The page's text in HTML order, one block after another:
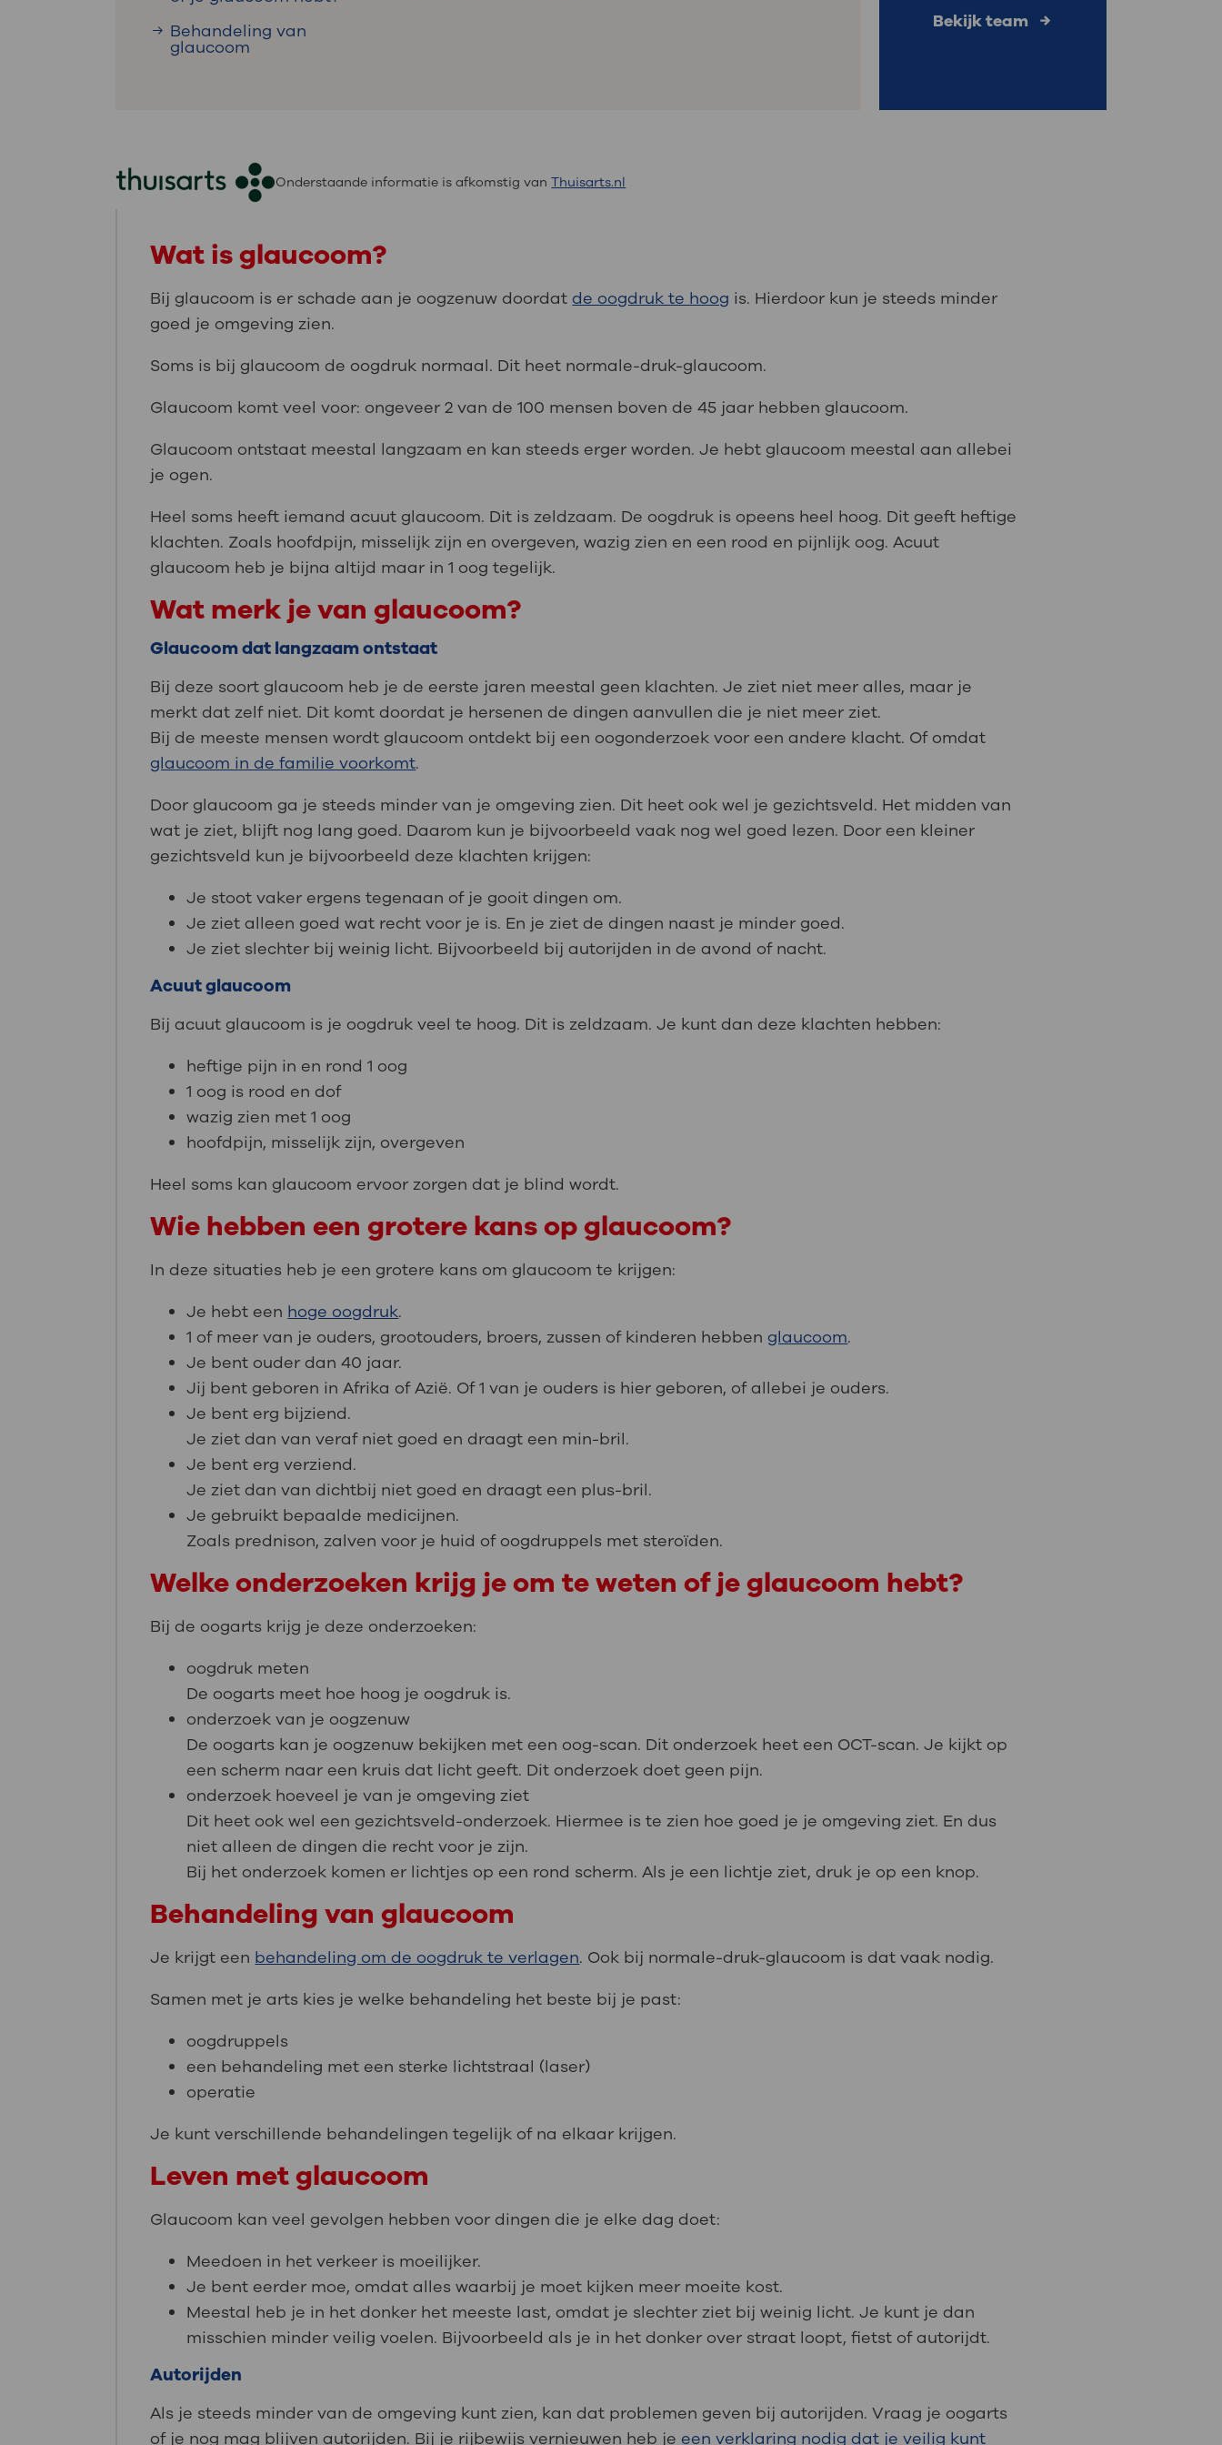
Behandeling van
glaucoom
Bekijk team
Onderstaande informatie is afkomstig vanThuisarts.nl
Wat is glaucoom?
Bij glaucoom is er schade aan je oogzenuw doordatde oogdruk te hoog is. Hierdoor kun je steeds minder
goed je omgeving zien.
Soms is bij glaucoom de oogdruk normaal. Dit heet normale-druk-glaucoom.
Glaucoom komt veel voor: ongeveer 2 van de 100 mensen boven de 45 jaar hebben glaucoom.
Glaucoom ontstaat meestal langzaam en kan steeds erger worden. Je hebt glaucoom meestal aan allebei
je ogen.
Heel soms heeft iemand acuut glaucoom. Dit is zeldzaam. De oogdruk is opeens heel hoog. Dit geeft heftige
klachten. Zoals hoofdpijn, misselijk zijn en overgeven, wazig zien en een rood en pijnlijk oog. Acuut
glaucoom heb je bijna altijd maar in 1 oog tegelijk.
Wat merk je van glaucoom?
Glaucoom dat langzaam ontstaat
Bij deze soort glaucoom heb je de eerste jaren meestal geen klachten. Je ziet niet meer alles, maar je
merkt dat zelf niet. Dit komt doordat je hersenen de dingen aanvullen die je niet meer ziet.
Bij de meeste mensen wordt glaucoom ontdekt bij een oogonderzoek voor een andere klacht. Of omdat
glaucoom in de familie voorkomt.
Door glaucoom ga je steeds minder van je omgeving zien. Dit heet ook wel je gezichtsveld. Het midden van
wat je ziet, blijft nog lang goed. Daarom kun je bijvoorbeeld vaak nog wel goed lezen. Door een kleiner
gezichtsveld kun je bijvoorbeeld deze klachten krijgen:
Je stoot vaker ergens tegenaan of je gooit dingen om.
Je ziet alleen goed wat recht voor je is. En je ziet de dingen naast je minder goed.
Je ziet slechter bij weinig licht. Bijvoorbeeld bij autorijden in de avond of nacht.
Acuut glaucoom
Bij acuut glaucoom is je oogdruk veel te hoog. Dit is zeldzaam. Je kunt dan deze klachten hebben:
heftige pijn in en rond 1 oog
1 oog is rood en dof
wazig zien met 1 oog
hoofdpijn, misselijk zijn, overgeven
Heel soms kan glaucoom ervoor zorgen dat je blind wordt.
Wie hebben een grotere kans op glaucoom?
In deze situaties heb je een grotere kans om glaucoom te krijgen:
Je hebt een hoge oogdruk.
1 of meer van je ouders, grootouders, broers, zussen of kinderen hebben glaucoom.
Je bent ouder dan 40 jaar.
Jij bent geboren in Afrika of Azië. Of 1 van je ouders is hier geboren, of allebei je ouders.
Je bent erg bijziend.
Je ziet dan van veraf niet goed en draagt een min-bril.
Je bent erg verziend.
Je ziet dan van dichtbij niet goed en draagt een plus-bril.
Je gebruikt bepaalde medicijnen.
Zoals prednison, zalven voor je huid of oogdruppels met steroïden.
Welke onderzoeken krijg je om te weten of je glaucoom hebt?
Bij de oogarts krijg je deze onderzoeken:
oogdruk meten
De oogarts meet hoe hoog je oogdruk is.
onderzoek van je oogzenuw
De oogarts kan je oogzenuw bekijken met een oog-scan. Dit onderzoek heet een OCT-scan. Je kijkt op
een scherm naar een kruis dat licht geeft. Dit onderzoek doet geen pijn.
onderzoek hoeveel je van je omgeving ziet
Dit heet ook wel een gezichtsveld-onderzoek. Hiermee is te zien hoe goed je je omgeving ziet. En dus
niet alleen de dingen die recht voor je zijn.
Bij het onderzoek komen er lichtjes op een rond scherm. Als je een lichtje ziet, druk je op een knop.
Behandeling van glaucoom
Je krijgt een behandeling om de oogdruk te verlagen. Ook bij normale-druk-glaucoom is dat vaak nodig.
Samen met je arts kies je welke behandeling het beste bij je past:
oogdruppels
een behandeling met een sterke lichtstraal (laser)
operatie
Je kunt verschillende behandelingen tegelijk of na elkaar krijgen.
Leven met glaucoom
Glaucoom kan veel gevolgen hebben voor dingen die je elke dag doet:
Meedoen in het verkeer is moeilijker.
Je bent eerder moe, omdat alles waarbij je moet kijken meer moeite kost.
Meestal heb je in het donker het meeste last, omdat je slechter ziet bij weinig licht. Je kunt je dan
misschien minder veilig voelen. Bijvoorbeeld als je in het donker over straat loopt, fietst of autorijdt.
Autorijden
Als je steeds minder van de omgeving kunt zien, kan dat problemen geven bij autorijden. Vraag je oogarts
of je nog mag blijven autorijden. Bij je rijbewijs vernieuwen heb jeeen verklaring nodig dat je veilig kunt